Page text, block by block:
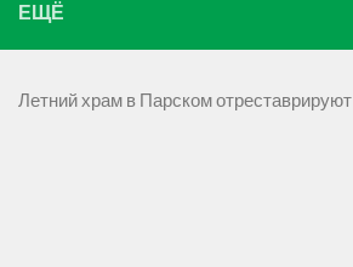
ЕЩЁ
Летний храм в Парском отреставрируют